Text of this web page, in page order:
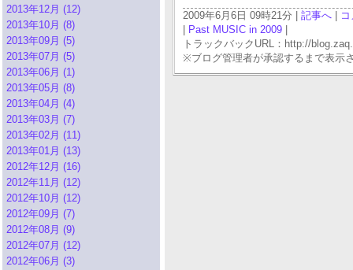
2013年12月 (12)
2013年10月 (8)
2013年09月 (5)
2013年07月 (5)
2013年06月 (1)
2013年05月 (8)
2013年04月 (4)
2013年03月 (7)
2013年02月 (11)
2013年01月 (13)
2012年12月 (16)
2012年11月 (12)
2012年10月 (12)
2012年09月 (7)
2012年08月 (9)
2012年07月 (12)
2012年06月 (3)
2009年6月6日 09時21分 | 記事へ
Past MUSIC in 2009
トラックバックURL：http://
※ブログ管理者が承認するまで表示